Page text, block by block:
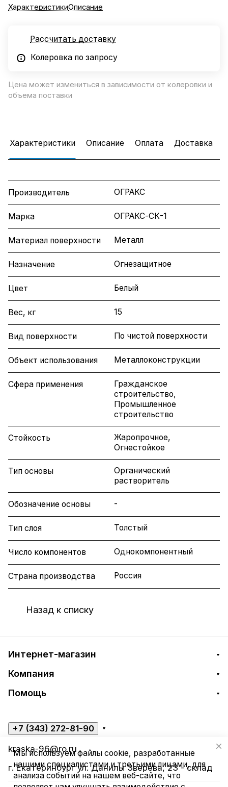
ХарактеристикиОписание
Рассчитать доставку
Колеровка по запросу
Цена может измениться в зависимости от колеровки и
объема поставки
Характеристики Описание Оплата Доставка
Производитель ОГРАКС
Марка ОГРАКС-СК-1
Материал поверхности Металл
Назначение Огнезащитное
Цвет Белый
Вес, кг 15
Вид поверхности По чистой поверхности
Объект использования Металлоконструкции
Сфера применения
Гражданское
строительство,
Промышленное
строительство
Стойкость
Жаропрочное,
Огнестойкое
Тип основы
Органический
растворитель
Обозначение основы -
Тип слоя Толстый
Число компонентов Однокомпонентный
Страна производства Россия
Назад к списку
Интернет-магазин
Компания
Помощь
+7 (343) 272-81-90
kraska-96@ro.ru
г. Екатеринбург ул. Данилы Зверева, 23 - склад
Мы используем файлы cookie, разработанные
нашими специалистами и третьими лицами, для
анализа событий на нашем веб-сайте, что